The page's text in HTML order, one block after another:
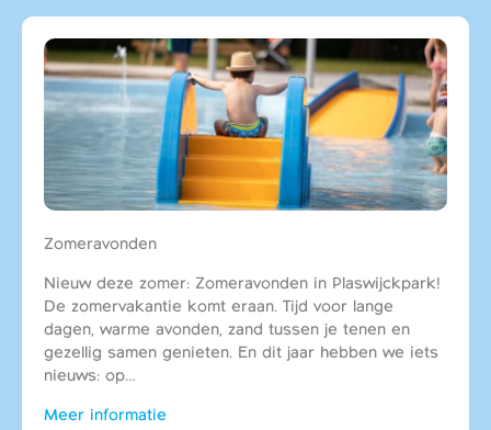
Zomeravonden
Nieuw deze zomer: Zomeravonden in Plaswijckpark!
De zomervakantie komt eraan. Tijd voor lange
dagen, warme avonden, zand tussen je tenen en
gezellig samen genieten. En dit jaar hebben we iets
nieuws: op…
Meer informatie